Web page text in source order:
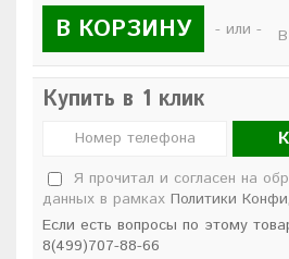
В КОРЗИНУ - или -
Купить в 1 клик
Я прочитал и согласен на
данных в рамках Политики
Если есть вопросы по этому
8(499)707-88-66